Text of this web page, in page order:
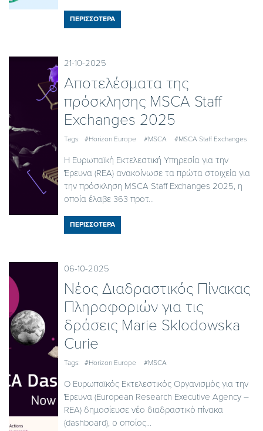
ΠΕΡΙΣΣΟΤΕΡΑ
21-10-2025
Αποτελέσματα της
πρόσκλησης MSCA Staff
Exchanges 2025
Tags: #Horizon Europe #MSCA #MSCA Staff Exchanges
Η Ευρωπαϊκή Εκτελεστική Υπηρεσία για την
Έρευνα (REA) ανακοίνωσε τα πρώτα στοιχεία για
την πρόσκληση MSCA Staff Exchanges 2025, η
οποία έλαβε 363 προτ...
ΠΕΡΙΣΣΟΤΕΡΑ
06-10-2025
Νέος Διαδραστικός Πίνακας
Πληροφοριών για τις
δράσεις Marie Sklodowska
Curie
Tags: #Horizon Europe #MSCA
Ο Ευρωπαϊκός Εκτελεστικός Οργανισμός για την
Έρευνα (European Research Executive Agency –
REA) δημοσίευσε νέο διαδραστικό πίνακα
(dashboard), ο οποίος...